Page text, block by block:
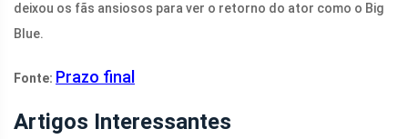
deixou os fãs ansiosos para ver o retorno do ator como o Big
Blue.
Fonte: Prazo final
Artigos Interessantes